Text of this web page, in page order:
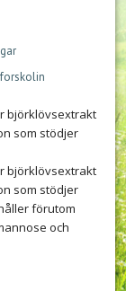
björklövsextrakt
som stödjer
björklövsextrakt
som stödjer
förutom
och